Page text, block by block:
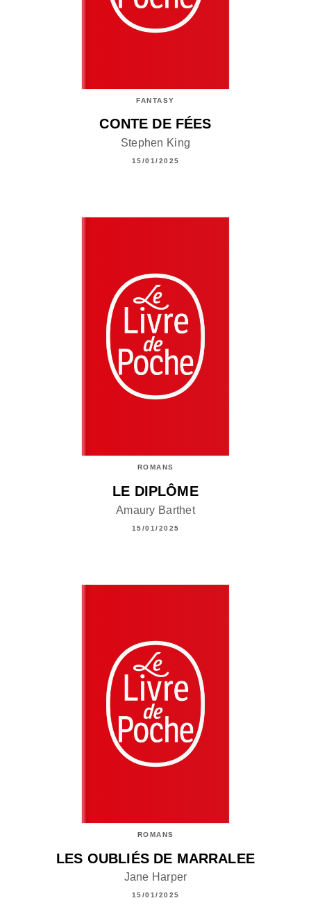
FANTASY
CONTE DE FÉES
Stephen King
15/01/2025
ROMANS
LE DIPLÔME
Amaury Barthet
15/01/2025
ROMANS
LES OUBLIÉS DE MARRALEE
Jane Harper
15/01/2025